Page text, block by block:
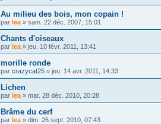
Au milieu des bois, mon copain !
par lea » sam. 22 déc. 2007, 15:01
Chants d'oiseaux
par lea » jeu. 10 févr. 2011, 13:41
morille ronde
par crazycat25 » jeu. 14 avr. 2011, 14:33
Lichen
par lea » mar. 28 déc. 2010, 20:28
Brâme du cerf
par lea » dim. 26 sept. 2010, 07:43